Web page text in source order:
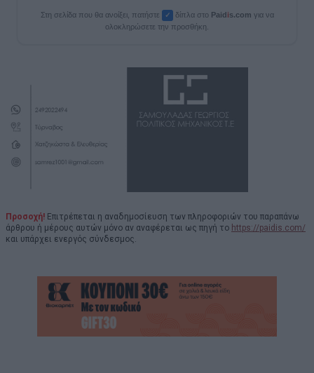
Στη σελίδα που θα ανοίξει, πατήστε ✓ δίπλα στο Paidis.com για να
ολοκληρώσετε την προσθήκη.
Προσοχή! Επιτρέπεται η αναδημοσίευση των πληροφοριών του παραπάνω
άρθρου ή μέρους αυτών μόνο αν αναφέρεται ως πηγή το https://paidis.com/
και υπάρχει ενεργός σύνδεσμος.